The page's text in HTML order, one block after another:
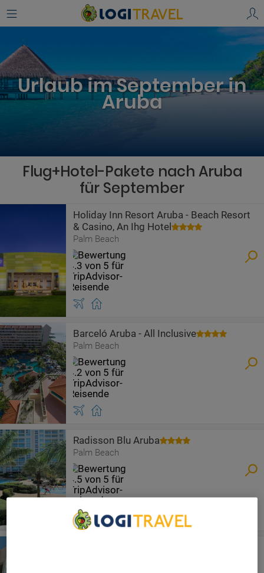
Urlaub im September in
Aruba
Flug+Hotel-Pakete nach Aruba
für September
Holiday Inn Resort Aruba - Beach Resort
& Casino, An Ihg Hotel
Palm Beach
Barceló Aruba - All Inclusive
Palm Beach
Radisson Blu Aruba
Palm Beach